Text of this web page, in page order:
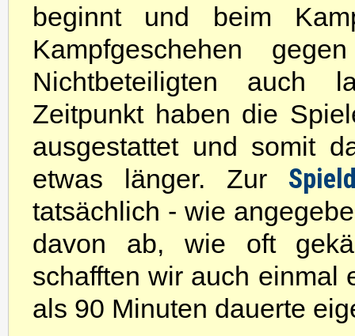
beginnt und beim
Kampfgeschehen
Nichtbeteiligten auch
Zeitpunkt haben die
ausgestattet und somit
etwas länger. Zur
tatsächlich - wie
davon ab, wie oft
schafften wir auch einmal
als 90 Minuten dauerte